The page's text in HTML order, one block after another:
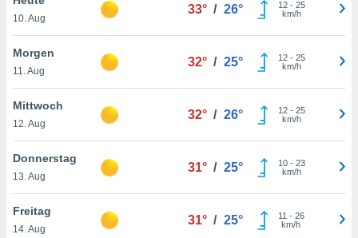
oder
Partner
es uns
das
der
Profil zu
Ihnen
finden
10. Aug
33° / 26° 12- 25
km/h
Morgen
11. Aug
32° / 25° 12- 25
km/h
Mittwoch
12. Aug
32° / 26° 12- 25
km/h
Donnerstag
13. Aug
31° / 25° 10- 23
km/h
Freitag
14. Aug
31° / 25° 11 - 26
km/h